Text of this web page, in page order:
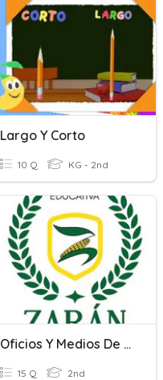
Largo Y Corto
10 Q KG - 2nd
Oficios Y Medios De Transporte
15 Q 2nd